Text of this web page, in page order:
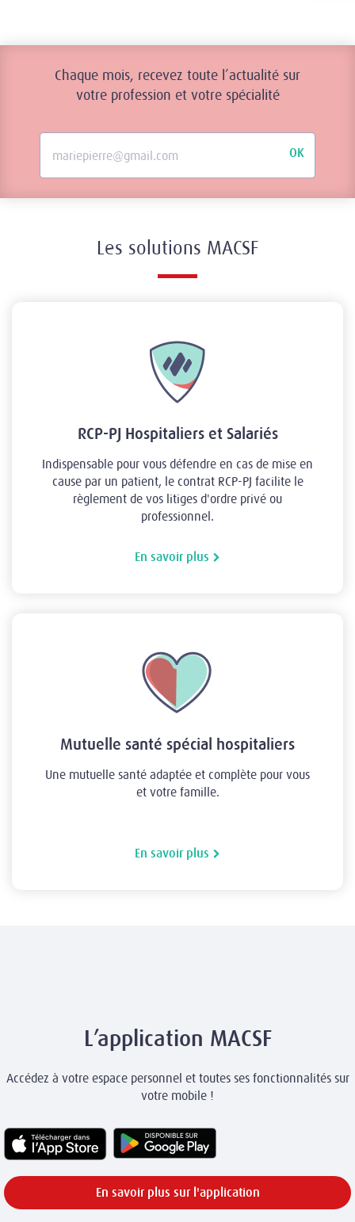
Chaque mois, recevez toute l’actualité sur
votre profession et votre spécialité
OK
Les solutions MACSF
RCP-PJ Hospitaliers et Salariés
Indispensable pour vous défendre en cas de mise en
cause par un patient, le contrat RCP-PJ facilite le
règlement de vos litiges d'ordre privé ou
professionnel.
En savoir plus
Mutuelle santé spécial hospitaliers
Une mutuelle santé adaptée et complète pour vous
et votre famille.
En savoir plus
L’application MACSF
Accédez à votre espace personnel et toutes ses fonctionnalités sur
votre mobile !
En savoir plus sur l'application